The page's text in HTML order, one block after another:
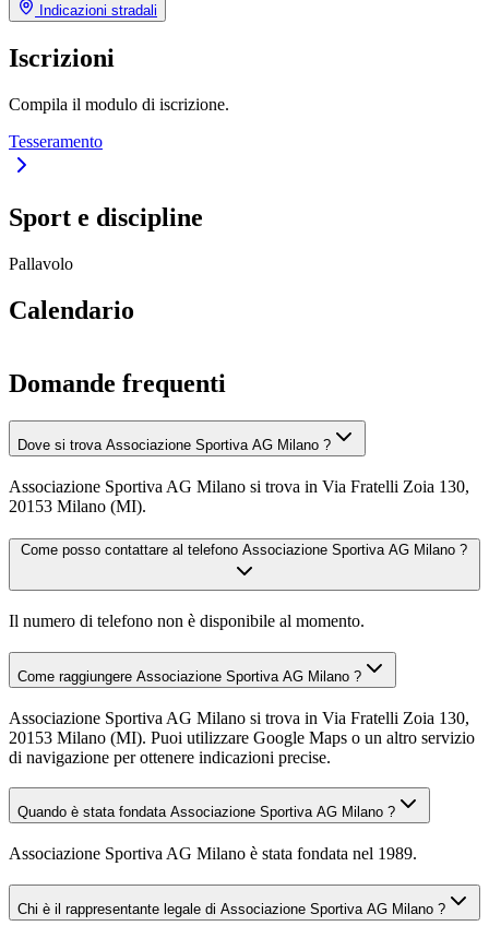
Indicazioni stradali
Iscrizioni
Compila il modulo di iscrizione.
Tesseramento
Sport e discipline
Pallavolo
Calendario
Domande frequenti
Dove si trova Associazione Sportiva AG Milano ?
Associazione Sportiva AG Milano si trova in Via Fratelli Zoia 130,
20153 Milano (MI).
Come posso contattare al telefono Associazione Sportiva AG Milano ?
Il numero di telefono non è disponibile al momento.
Come raggiungere Associazione Sportiva AG Milano ?
Associazione Sportiva AG Milano si trova in Via Fratelli Zoia 130,
20153 Milano (MI). Puoi utilizzare Google Maps o un altro servizio
di navigazione per ottenere indicazioni precise.
Quando è stata fondata Associazione Sportiva AG Milano ?
Associazione Sportiva AG Milano è stata fondata nel 1989.
Chi è il rappresentante legale di Associazione Sportiva AG Milano ?